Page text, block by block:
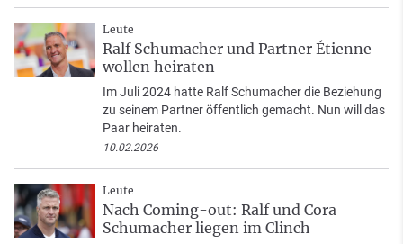
Leute
Ralf Schumacher und Partner Étienne
wollen heiraten
Im Juli 2024 hatte Ralf Schumacher die Beziehung
zu seinem Partner öffentlich gemacht. Nun will das
Paar heiraten.
10.02.2026
Leute
Nach Coming-out: Ralf und Cora
Schumacher liegen im Clinch